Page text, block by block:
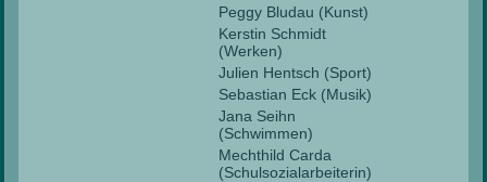
Peggy Bludau (Kunst)
Kerstin Schmidt
(Werken)
Julien Hentsch (Sport)
Sebastian Eck (Musik)
Jana Seihn
(Schwimmen)
Mechthild Carda
(Schulsozialarbeiterin)